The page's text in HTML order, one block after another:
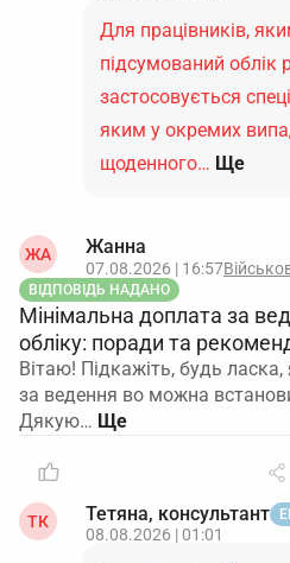
Для працівників,
підсумований облік
застосовується
яким у окремих
щоденного… Ще
ЖА Жанна
07.08.2026 | 16:57
ВІДПОВІДЬ НАДАНО
Мінімальна доплата за
обліку: поради та
Вітаю! Підкажіть, будь
за ведення во можна
Дякую…
ТК Тетяна, консультант
08.08.2026 | 01:01